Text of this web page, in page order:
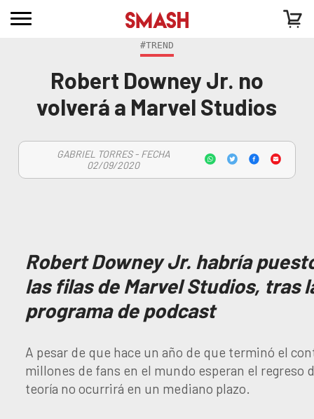
#TREND
Robert Downey Jr. no
volverá a Marvel Studios
GABRIEL TORRES - FECHA
02/09/2020
Robert Downey Jr. habría
las filas de Marvel Studios, tras
programa de podcast
A pesar de que hace un año de que terminó el
millones de fans en el mundo esperan el regreso
teoría no ocurrirá en un mediano plazo.